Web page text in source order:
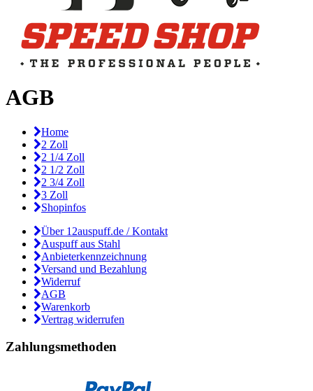
AGB
Home
2 Zoll
2 1/4 Zoll
2 1/2 Zoll
2 3/4 Zoll
3 Zoll
Shopinfos
Über 12auspuff.de / Kontakt
Auspuff aus Stahl
Anbieterkennzeichnung
Versand und Bezahlung
Widerruf
AGB
Warenkorb
Vertrag widerrufen
Zahlungsmethoden